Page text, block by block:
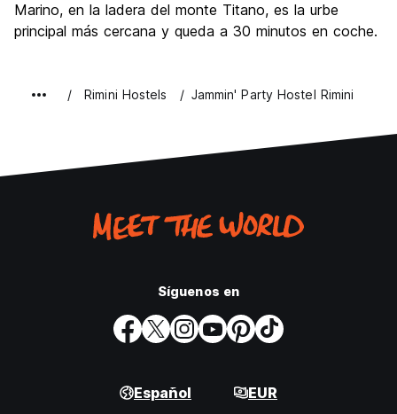
Marino, en la ladera del monte Titano, es la urbe
principal más cercana y queda a 30 minutos en coche.
Rimini Hostels Jammin' Party Hostel Rimini
Síguenos en
Español EUR